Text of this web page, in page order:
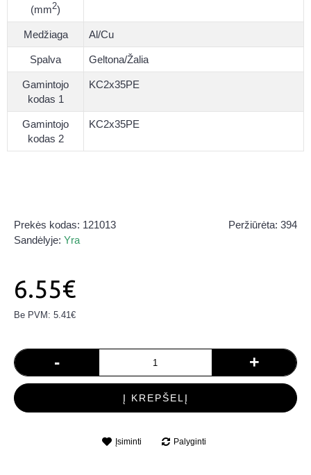
(mm2)
Medžiaga Al/Cu
Spalva Geltona/Žalia
Gamintojo
kodas 1
KC2x35PE
Gamintojo
kodas 2
KC2x35PE
Peržiūrėta: 394
Prekės kodas: 121013
Sandėlyje: Yra
6.55€
Be PVM: 5.41€
- +
Į KREPŠELĮ
Įsiminti Palyginti